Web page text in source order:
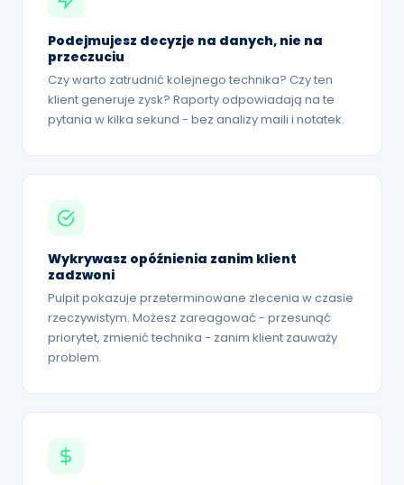
Podejmujesz decyzje na danych, nie na
przeczuciu
Czy warto zatrudnić kolejnego technika? Czy ten
klient generuje zysk? Raporty odpowiadają na te
pytania w kilka sekund - bez analizy maili i notatek.
Wykrywasz opóźnienia zanim klient
zadzwoni
Pulpit pokazuje przeterminowane zlecenia w czasie
rzeczywistym. Możesz zareagować - przesunąć
priorytet, zmienić technika - zanim klient zauważy
problem.